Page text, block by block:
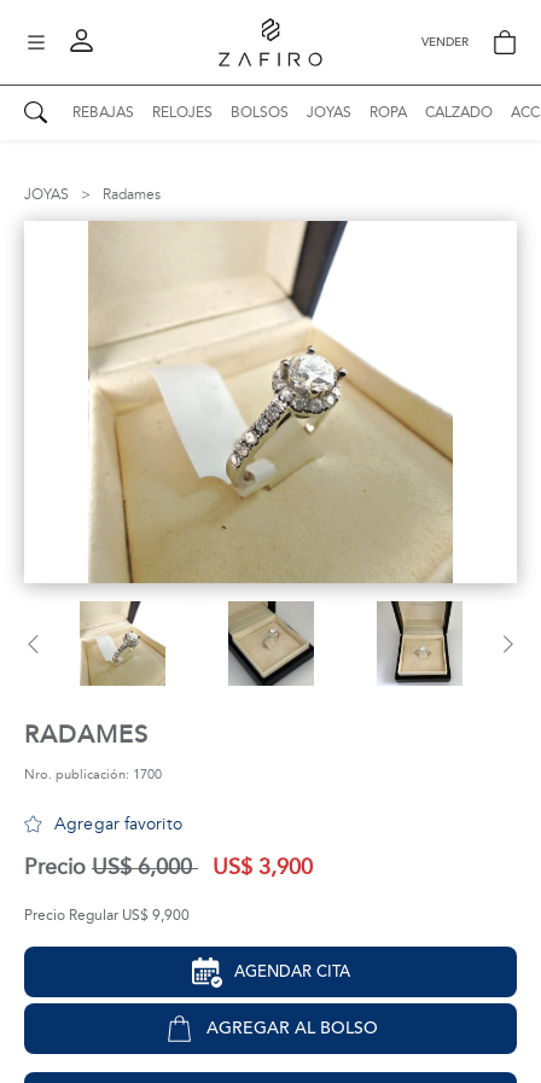
VENDER
REBAJAS RELOJES BOLSOS JOYAS ROPA CALZADO
Mis mensajes
Compras
Ventas
Cerrar sesión
JOYAS > Radames
RADAMES
Nro. publicación: 1700
Agregar favorito
Precio US$ 6,000 US$ 3,900
Precio Regular US$ 9,900
AGENDAR CITA
AGREGAR AL BOLSO